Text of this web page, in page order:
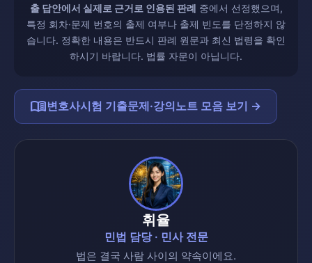
출 답안에서 실제로 근거로 인용된 판례 중에서 선정했으며,
특정 회차·문제 번호의 출제 여부나 출제 빈도를 단정하지 않
습니다. 정확한 내용은 반드시 판례 원문과 최신 법령을 확인
하시기 바랍니다. 법률 자문이 아닙니다.
menu_book변호사시험 기출문제·강의노트 모음 보기 →
휘율
민법 담당 · 민사 전문
법은 결국 사람 사이의 약속이에요.